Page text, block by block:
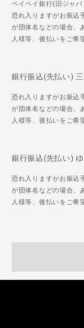
ペイペイ銀行(旧ジャ
恐れ入りますがお振込
が団体名などの場合、
人様等、後払いをご希
銀行振込(先払い)
恐れ入りますがお振込
が団体名などの場合、
人様等、後払いをご希
銀行振込(先払い)
恐れ入りますがお振込
が団体名などの場合、
人様等、後払いをご希